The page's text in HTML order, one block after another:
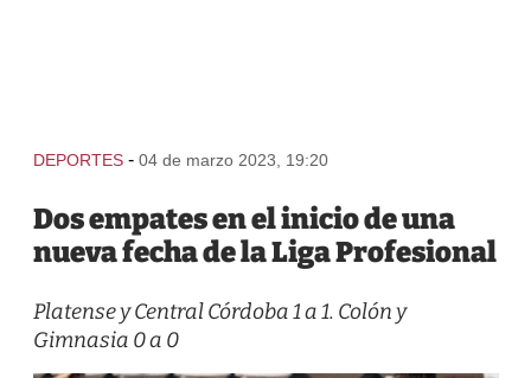
DEPORTES - 04 de marzo 2023, 19:20
Dos empates en el inicio de una
nueva fecha de la Liga Profesional
Platense y Central Córdoba 1 a 1. Colón y
Gimnasia 0 a 0